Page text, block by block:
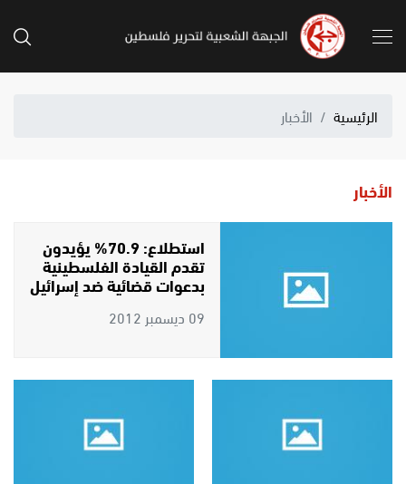
الرئيسية الأخبار
الأخبار
استطلاع: 70.9% يؤيدون
تقدم القيادة الفلسطينية
بدعوات قضائية ضد إسرائيل
09 ديسمبر 2012